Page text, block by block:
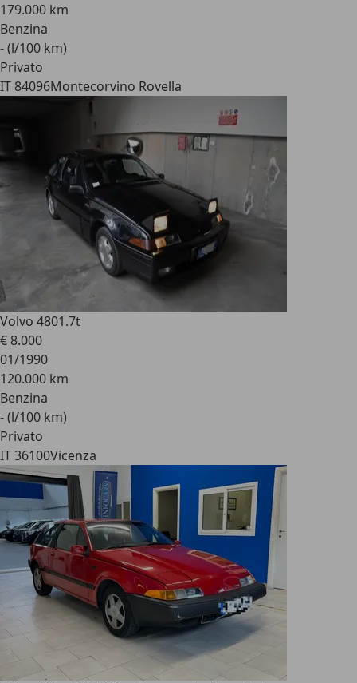
179.000 km
Benzina
- (l/100 km)
Privato
IT 84096Montecorvino Rovella
Volvo 4801.7t
€ 8.000
01/1990
120.000 km
Benzina
- (l/100 km)
Privato
IT 36100Vicenza